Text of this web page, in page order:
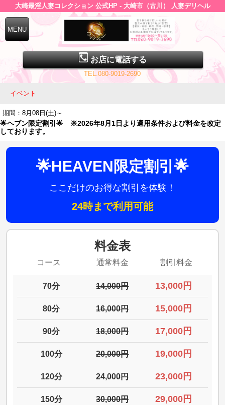
大崎最淫人妻コレクション 公式HP - 大崎市（古川） 人妻デリヘル
お店に電話する
TEL.080-9019-2690
イベント
期間：8月08日(土)～
🌟ヘブン限定割引🌟 ※2026年8月1日より適用条件および料金を改定
しております。
🌟HEAVEN限定割引🌟
ここだけのお得な割引を体験！
24時まで利用可能
料金表
コース 通常料金 割引料金
70分 14,000円 13,000円
80分 16,000円 15,000円
90分 18,000円 17,000円
100分 20,000円 19,000円
120分 24,000円 23,000円
150分 30,000円 29,000円